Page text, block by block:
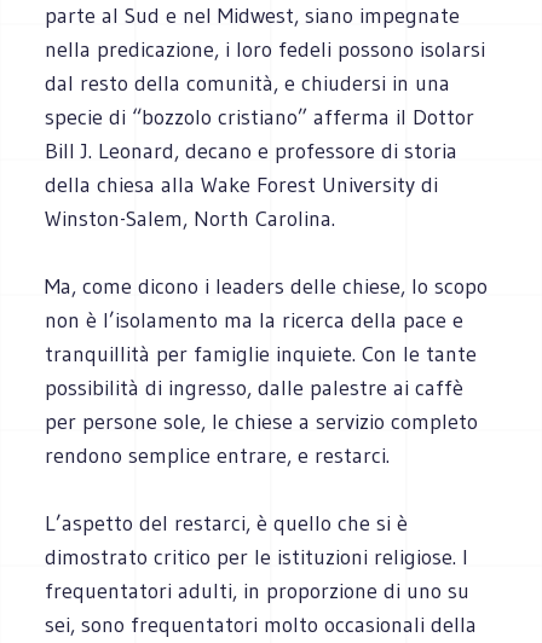
parte al Sud e nel Midwest, siano impegnate
nella predicazione, i loro fedeli possono isolarsi
dal resto della comunità, e chiudersi in una
specie di “bozzolo cristiano” afferma il Dottor
Bill J. Leonard, decano e professore di storia
della chiesa alla Wake Forest University di
Winston-Salem, North Carolina.
Ma, come dicono i leaders delle chiese, lo scopo
non è l’isolamento ma la ricerca della pace e
tranquillità per famiglie inquiete. Con le tante
possibilità di ingresso, dalle palestre ai caffè
per persone sole, le chiese a servizio completo
rendono semplice entrare, e restarci.
L’aspetto del restarci, è quello che si è
dimostrato critico per le istituzioni religiose. I
frequentatori adulti, in proporzione di uno su
sei, sono frequentatori molto occasionali della